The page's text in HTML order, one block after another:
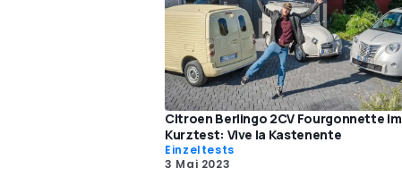
Citroen Berlingo 2CV Fourgonnette im
Kurztest: Vive la Kastenente
Einzeltests
3 Mai 2023